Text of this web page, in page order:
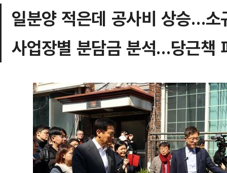
일분양 적은데 공사비 상승…소
사업장별 분담금 분석…당근책